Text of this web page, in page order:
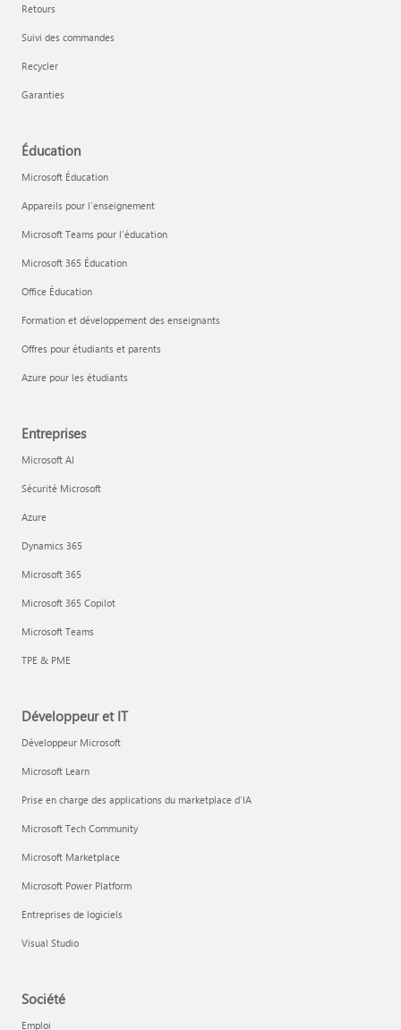
Retours
Suivi des commandes
Recycler
Garanties
Éducation
Microsoft Éducation
Appareils pour l’enseignement
Microsoft Teams pour l’éducation
Microsoft 365 Éducation
Office Éducation
Formation et développement des enseignants
Offres pour étudiants et parents
Azure pour les étudiants
Entreprises
Microsoft AI
Sécurité Microsoft
Azure
Dynamics 365
Microsoft 365
Microsoft 365 Copilot
Microsoft Teams
TPE & PME
Développeur et IT
Développeur Microsoft
Microsoft Learn
Prise en charge des applications du marketplace d’IA
Microsoft Tech Community
Microsoft Marketplace
Microsoft Power Platform
Entreprises de logiciels
Visual Studio
Société
Emploi